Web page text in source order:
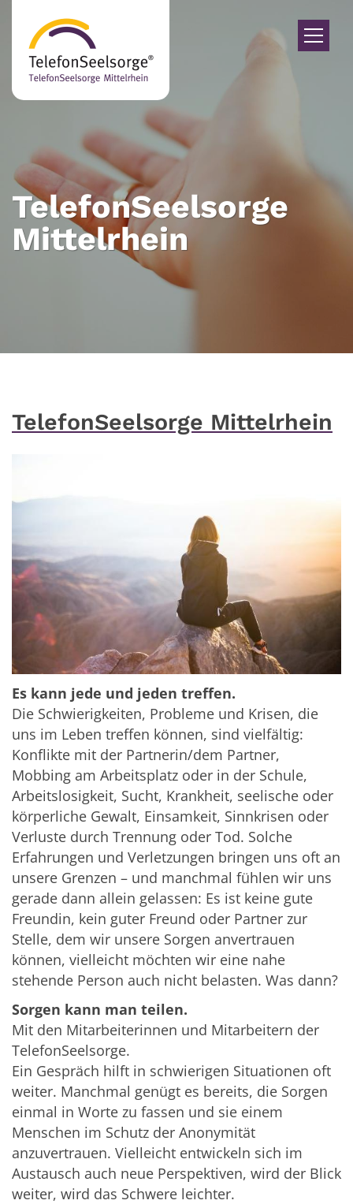
TelefonSeelsorge
Mittelrhein
TelefonSeelsorge Mittelrhein
Es kann jede und jeden treffen.
Die Schwierigkeiten, Probleme und Krisen, die
uns im Leben treffen können, sind vielfältig:
Konflikte mit der Partnerin/dem Partner,
Mobbing am Arbeitsplatz oder in der Schule,
Arbeitslosigkeit, Sucht, Krankheit, seelische oder
körperliche Gewalt, Einsamkeit, Sinnkrisen oder
Verluste durch Trennung oder Tod. Solche
Erfahrungen und Verletzungen bringen uns oft an
unsere Grenzen – und manchmal fühlen wir uns
gerade dann allein gelassen: Es ist keine gute
Freundin, kein guter Freund oder Partner zur
Stelle, dem wir unsere Sorgen anvertrauen
können, vielleicht möchten wir eine nahe
stehende Person auch nicht belasten. Was dann?
Sorgen kann man teilen.
Mit den Mitarbeiterinnen und Mitarbeitern der
TelefonSeelsorge.
Ein Gespräch hilft in schwierigen Situationen oft
weiter. Manchmal genügt es bereits, die Sorgen
einmal in Worte zu fassen und sie einem
Menschen im Schutz der Anonymität
anzuvertrauen. Vielleicht entwickeln sich im
Austausch auch neue Perspektiven, wird der Blick
weiter, wird das Schwere leichter.